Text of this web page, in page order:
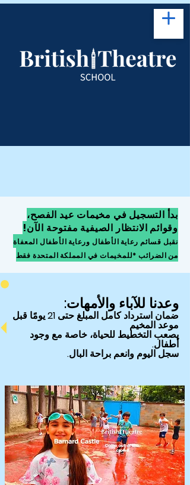
بدأ التسجيل في مخيمات عيد الفصح،
وقوائم الانتظار الصيفية مفتوحة الآن!
نقبل قسائم رعاية الأطفال ورعاية الأطفال المعفاة
من الضرائب *للمخيمات في المملكة المتحدة فقط
وعدنا للآباء والأمهات:
ضمان استرداد كامل المبلغ حتى 21 يومًا قبل
موعد المخيم
يصعب التخطيط للحياة، خاصة مع وجود
أطفال.
سجل اليوم وانعم براحة البال.